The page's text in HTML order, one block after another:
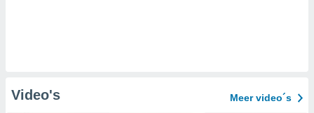
Video's Meer video´s